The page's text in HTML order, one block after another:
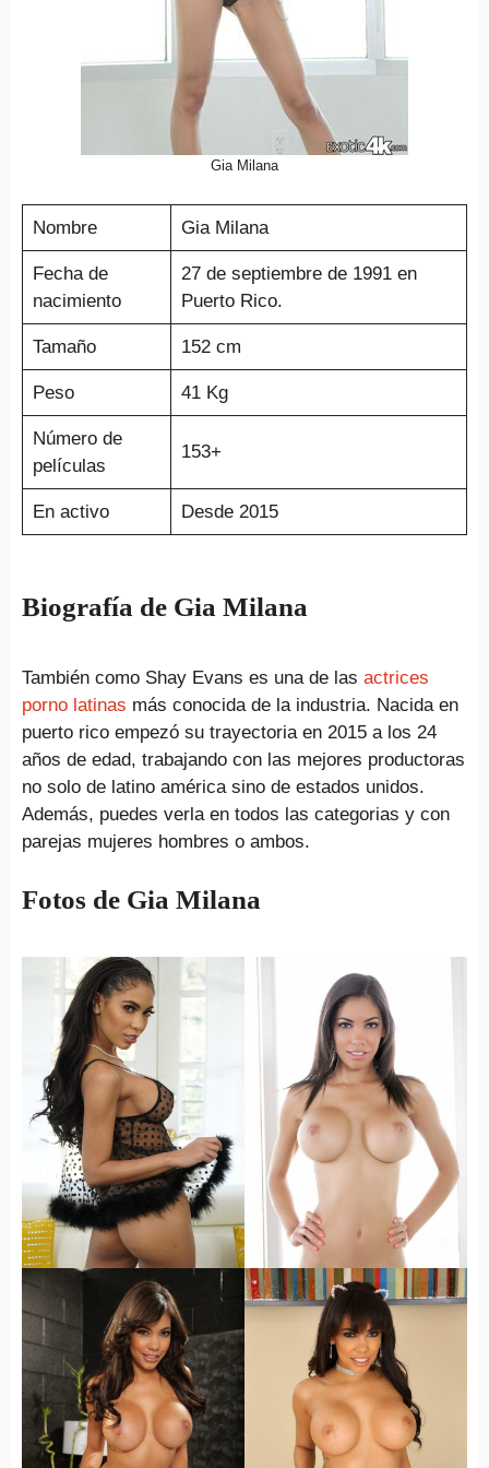
Gia Milana
Nombre Gia Milana
Fecha de
nacimiento
27 de septiembre de 1991 en
Puerto Rico.
Tamaño 152 cm
Peso 41 Kg
Número de
películas
153+
En activo Desde 2015
Biografía de Gia Milana
También como Shay Evans es una de las actrices
porno latinas más conocida de la industria. Nacida en
puerto rico empezó su trayectoria en 2015 a los 24
años de edad, trabajando con las mejores productoras
no solo de latino américa sino de estados unidos.
Además, puedes verla en todos las categorias y con
parejas mujeres hombres o ambos.
Fotos de Gia Milana